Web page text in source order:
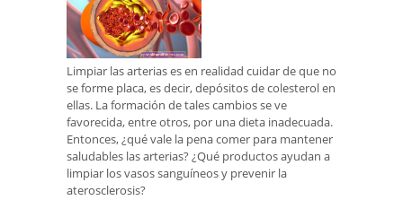
Limpiar las arterias es en realidad cuidar de que no
se forme placa, es decir, depósitos de colesterol en
ellas. La formación de tales cambios se ve
favorecida, entre otros, por una dieta inadecuada.
Entonces, ¿qué vale la pena comer para mantener
saludables las arterias? ¿Qué productos ayudan a
limpiar los vasos sanguíneos y prevenir la
aterosclerosis?